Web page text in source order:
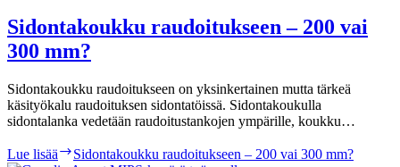
Sidontakoukku raudoitukseen – 200 vai
300 mm?
Sidontakoukku raudoitukseen on yksinkertainen mutta tärkeä
käsityökalu raudoituksen sidontatöissä. Sidontakoukulla
sidontalanka vedetään raudoitustankojen ympärille, koukku…
Lue lisää Sidontakoukku raudoitukseen – 200 vai 300 mm?